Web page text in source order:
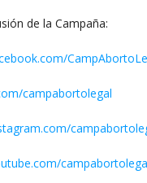
de la Campaña:
campabortolegal